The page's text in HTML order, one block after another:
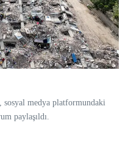
sosyal medya platformundaki
paylaşıldı.